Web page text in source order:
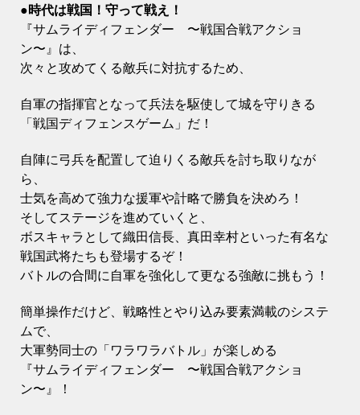
●時代は戦国！守って戦え！
『サムライディフェンダー 〜戦国合戦アクショ
ン〜』は、
次々と攻めてくる敵兵に対抗するため、
自軍の指揮官となって兵法を駆使して城を守りきる
「戦国ディフェンスゲーム」だ！
自陣に弓兵を配置して迫りくる敵兵を討ち取りなが
ら、
士気を高めて強力な援軍や計略で勝負を決めろ！
そしてステージを進めていくと、
ボスキャラとして織田信長、真田幸村といった有名な
戦国武将たちも登場するぞ！
バトルの合間に自軍を強化して更なる強敵に挑もう！
簡単操作だけど、戦略性とやり込み要素満載のシステ
ムで、
大軍勢同士の「ワラワラバトル」が楽しめる
『サムライディフェンダー 〜戦国合戦アクショ
ン〜』！